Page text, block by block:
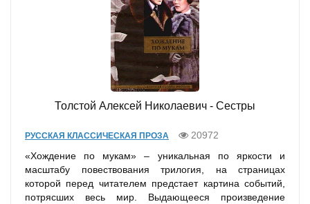
Толстой Алексей Николаевич - Сестры
РУССКАЯ КЛАССИЧЕСКАЯ ПРОЗА
20972
«Хождение по мукам» – уникальная по яркости и
масштабу повествования трилогия, на страницах
которой перед читателем предстает картина событий,
потрясших весь мир. Выдающееся произведение